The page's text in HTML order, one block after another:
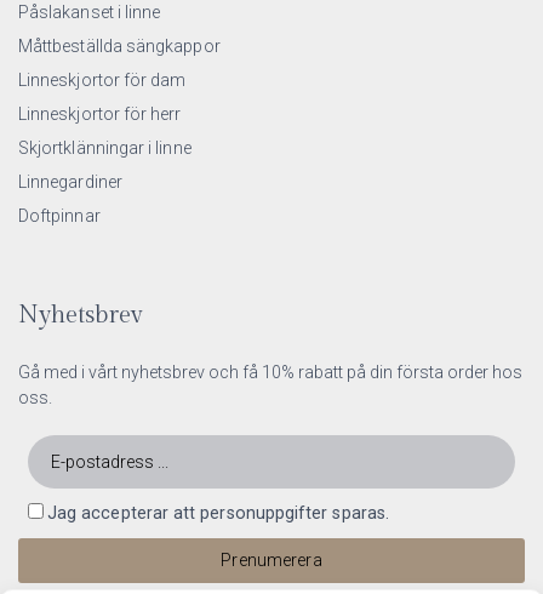
Påslakanset i linne
Måttbeställda sängkappor
Linneskjortor för dam
Linneskjortor för herr
Skjortklänningar i linne
Linnegardiner
Doftpinnar
Nyhetsbrev
Gå med i vårt nyhetsbrev och få 10% rabatt på din första order hos
oss.
Jag accepterar att personuppgifter sparas.